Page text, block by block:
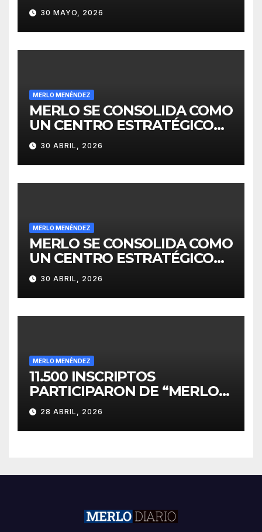
30 MAYO, 2026
MERLO MENÉNDEZ
MERLO SE CONSOLIDA COMO
UN CENTRO ESTRATÉGICO
PARA EL DESARROLLO DE
INVERSIONES
30 ABRIL, 2026
MERLO MENÉNDEZ
MERLO SE CONSOLIDA COMO
UN CENTRO ESTRATÉGICO
PARA EL DESARROLLO DE
INVERSIONES
30 ABRIL, 2026
MERLO MENÉNDEZ
11.500 INSCRIPTOS
PARTICIPARON DE “MERLO
CORRE POR MALVINAS”
28 ABRIL, 2026